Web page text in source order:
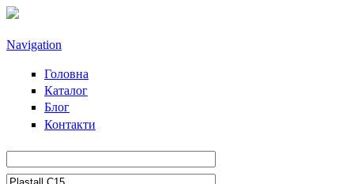
Przejdź do treści
Navigation
Головна
Каталог
Блог
Контакти